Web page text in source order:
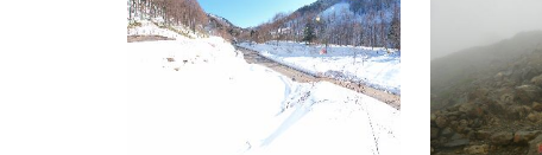
ライチョウの番を見る